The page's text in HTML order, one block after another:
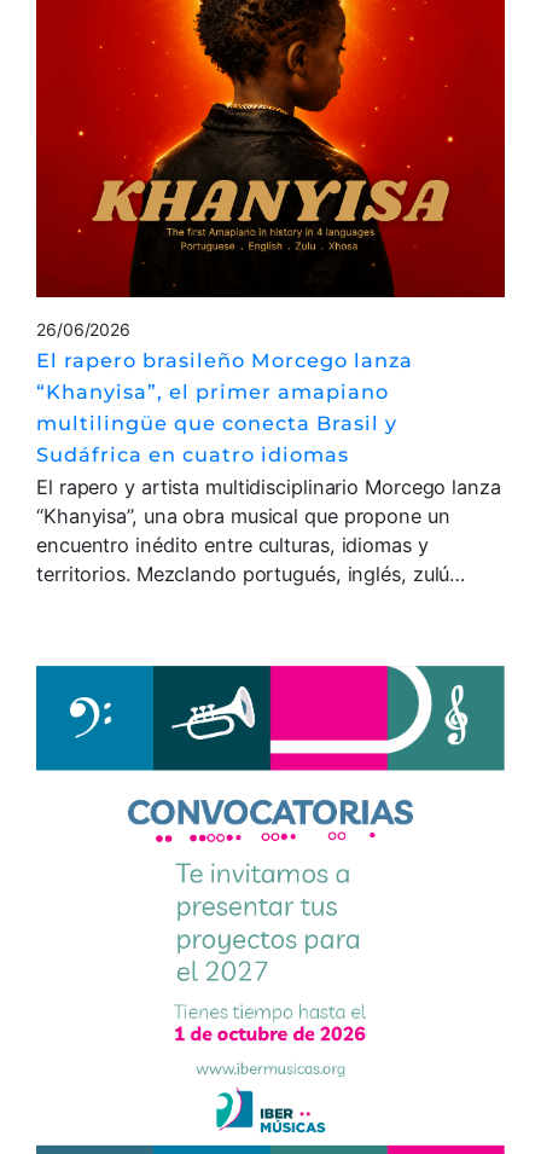
26/06/2026
El rapero brasileño Morcego lanza
“Khanyisa”, el primer amapiano
multilingüe que conecta Brasil y
Sudáfrica en cuatro idiomas
El rapero y artista multidisciplinario Morcego lanza
“Khanyisa”, una obra musical que propone un
encuentro inédito entre culturas, idiomas y
territorios. Mezclando portugués, inglés, zulú…